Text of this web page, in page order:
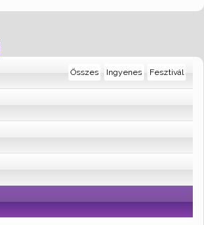
Fesztivál
Ingyenes
Összes